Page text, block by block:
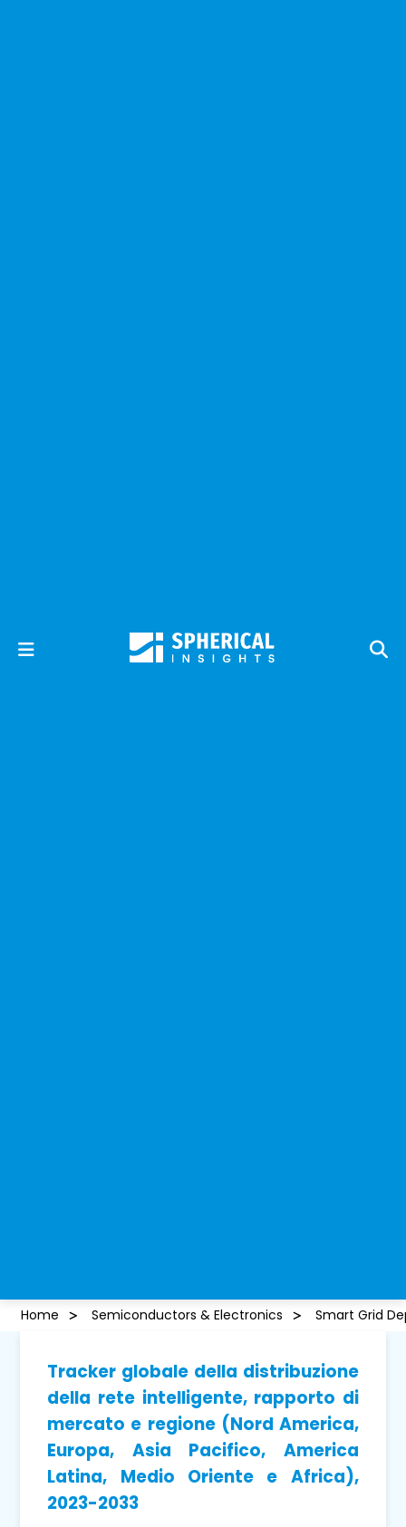
Home Semiconductors & Electronics Smart Grid
Tracker globale della distribuzione
della rete intelligente, rapporto di
mercato e regione (Nord America,
Europa, Asia Pacifico, America
Latina, Medio Oriente e Africa),
2023-2033